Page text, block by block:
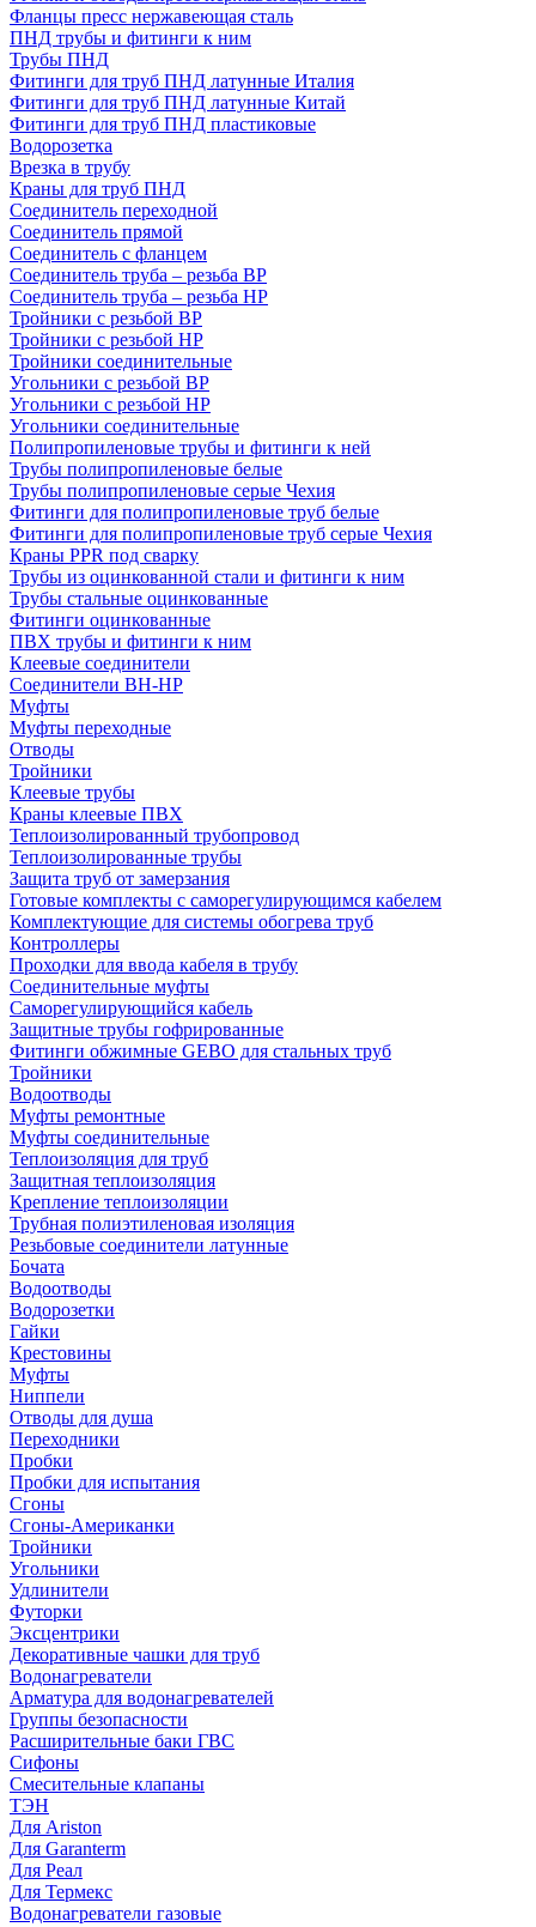
Фланцы пресс нержавеющая сталь
ПНД трубы и фитинги к ним
Трубы ПНД
Фитинги для труб ПНД латунные Италия
Фитинги для труб ПНД латунные Китай
Фитинги для труб ПНД пластиковые
Водорозетка
Врезка в трубу
Краны для труб ПНД
Соединитель переходной
Соединитель прямой
Соединитель с фланцем
Соединитель труба – резьба ВР
Соединитель труба – резьба НР
Тройники с резьбой ВР
Тройники с резьбой НР
Тройники соединительные
Угольники с резьбой ВР
Угольники с резьбой НР
Угольники соединительные
Полипропиленовые трубы и фитинги к ней
Трубы полипропиленовые белые
Трубы полипропиленовые серые Чехия
Фитинги для полипропиленовые труб белые
Фитинги для полипропиленовые труб серые Чехия
Краны PPR под сварку
Трубы из оцинкованной стали и фитинги к ним
Трубы стальные оцинкованные
Фитинги оцинкованные
ПВХ трубы и фитинги к ним
Клеевые соединители
Соединители ВН-НР
Муфты
Муфты переходные
Отводы
Тройники
Клеевые трубы
Краны клеевые ПВХ
Теплоизолированный трубопровод
Теплоизолированные трубы
Защита труб от замерзания
Готовые комплекты с саморегулирующимся кабелем
Комплектующие для системы обогрева труб
Контроллеры
Проходки для ввода кабеля в трубу
Соединительные муфты
Саморегулирующийся кабель
Защитные трубы гофрированные
Фитинги обжимные GEBO для стальных труб
Тройники
Водоотводы
Муфты ремонтные
Муфты соединительные
Теплоизоляция для труб
Защитная теплоизоляция
Крепление теплоизоляции
Трубная полиэтиленовая изоляция
Резьбовые соединители латунные
Бочата
Водоотводы
Водорозетки
Гайки
Крестовины
Муфты
Ниппели
Отводы для душа
Переходники
Пробки
Пробки для испытания
Сгоны
Сгоны-Американки
Тройники
Угольники
Удлинители
Футорки
Эксцентрики
Декоративные чашки для труб
Водонагреватели
Арматура для водонагревателей
Группы безопасности
Расширительные баки ГВС
Сифоны
Смесительные клапаны
ТЭН
Для Ariston
Для Garanterm
Для Реал
Для Термекс
Водонагреватели газовые